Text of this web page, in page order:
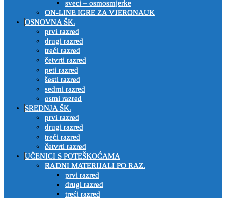
sveci – osmosmjerke
ON-LINE IGRE ZA VJERONAUK
OSNOVNA ŠK.
prvi razred
drugi razred
treći razred
četvrti razred
peti razred
šesti razred
sedmi razred
osmi razred
SREDNJA ŠK.
prvi razred
drugi razred
treći razred
četvrti razred
UČENICI S POTEŠKOĆAMA
RADNI MATERIJALI PO RAZ.
prvi razred
drugi razred
treći razred